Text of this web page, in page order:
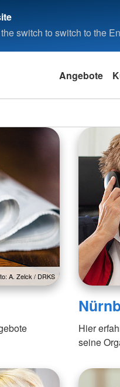
switch to switch to the
Angebote
A. Zelck / DRKS
Hier
seine